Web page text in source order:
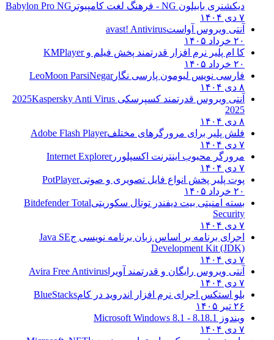
دیکشنری بابیلون NG - فرهنگ لغت کامپیوتر
Babylon Pro NG
۷ دی ۱۴۰۴
آنتی ویروس آواستavast! Antivirus
۲۰ خرداد ۱۴۰۵
کا ام پلیر نرم افزار قدرتمند پخش فیلم وKMPlayer
۲۰ خرداد ۱۴۰۵
فارسی نویس لیومون پارسی نگارLeoMoon ParsiNegar
۸ دی ۱۴۰۴
آنتی ویروس قدرتمند کسپرسکی 2025 Kaspersky Anti Virus
2025
۸ دی ۱۴۰۴
فلش پلیر برای مرورگرهای مختلفAdobe Flash Player
۷ دی ۱۴۰۴
مرورگر محبوب اینترنت اکسپلوررInternet Explorer
۷ دی ۱۴۰۴
پوت پلیر پخش انواع فایل تصویری و صوتیPotPlayer
۲۰ خرداد ۱۴۰۵
بسته امنیتی بیت دیفندر توتال سکوریتیBitdefender Total
Security
۷ دی ۱۴۰۴
اجرای برنامه بر اساس زبان برنامه نویسی جJava SE
Development Kit (JDK)
۷ دی ۱۴۰۴
آنتی ویروس رایگان و قدرتمند آویرا Avira Free Antivirus
۷ دی ۱۴۰۴
بلو استکس اجرای نرم افزار اندروید در کامBlueStacks
۲۶ تیر ۱۴۰۵
ویندوز 8.1
8.1 - Microsoft Windows 8.1
۷ دی ۱۴۰۴